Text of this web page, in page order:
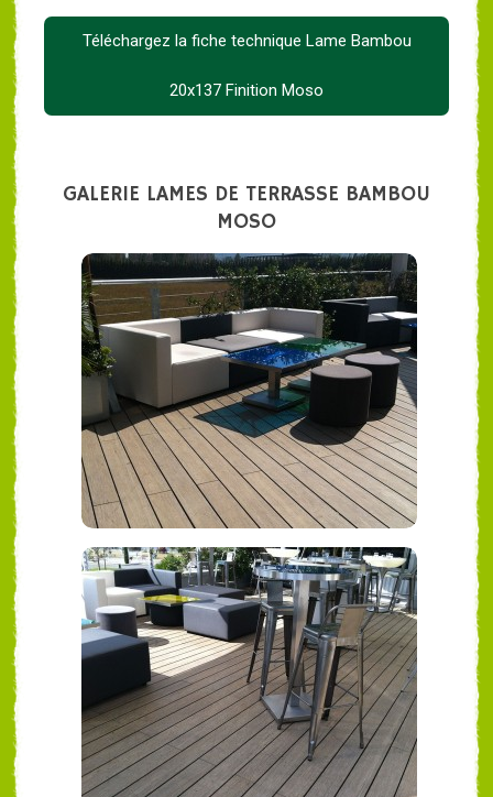
Téléchargez la fiche technique Lame Bambou
20x137 Finition Moso
GALERIE LAMES DE TERRASSE BAMBOU
MOSO